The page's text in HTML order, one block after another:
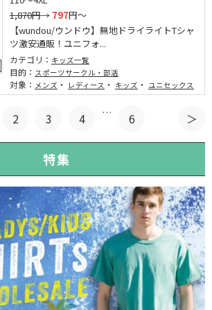
1,870円→ 797円～
【wundou/ウンドウ】無地ドライライトTシャ
ツ激安通販！ユニフォ...
カテゴリ： キッズ一覧
目的： スポーツサークル・部活
対象： メンズ ・ レディース ・ キッズ ・ ユニセックス
2 3 4 … 6
特集